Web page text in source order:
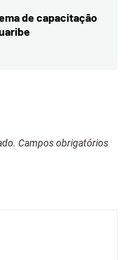
de capacitação
Campos obrigatórios